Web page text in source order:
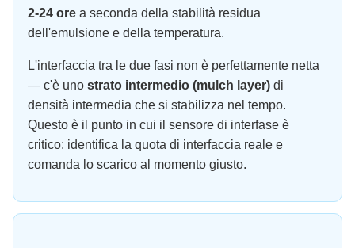
2-24 ore a seconda della stabilità residua
dell'emulsione e della temperatura.
L'interfaccia tra le due fasi non è perfettamente netta
— c'è uno strato intermedio (mulch layer) di
densità intermedia che si stabilizza nel tempo.
Questo è il punto in cui il sensore di interfase è
critico: identifica la quota di interfaccia reale e
comanda lo scarico al momento giusto.